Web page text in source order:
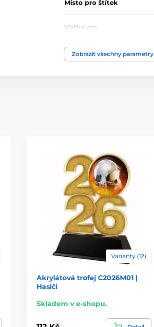
Místo pro štítek
Výška cm
Motiv
Zobrazit všechny parametry
Varianty (12)
Akrylátová trofej C2026M01 |
Hasiči
Skladem v e-shopu.